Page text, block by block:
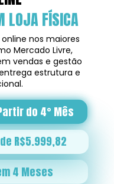
LOJA FÍSICA
nos maiores
Mercado Livre,
vendas e gestão
estrutura e
do 4° Mês
4 Meses
R$5.999,82